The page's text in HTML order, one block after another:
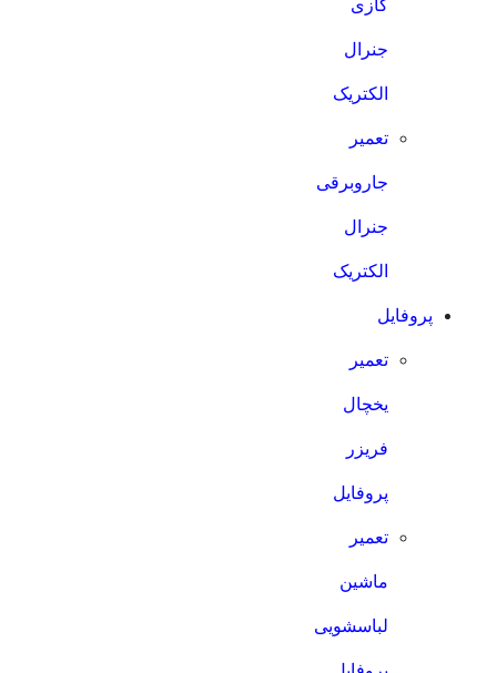
گازی
جنرال
الکتریک
تعمیر
جاروبرقی
جنرال
الکتریک
پروفایل
تعمیر
یخچال
فریزر
پروفایل
تعمیر
ماشین
لباسشویی